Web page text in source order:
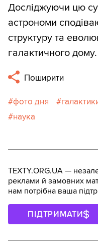
Досліджуючи цю
астрономи
структуру та
галактичного дому.
Поширити
фото дня
наука
TEXTY.ORG.UA —
реклами й замовних
нам потрібна ваша
ПІДТРИМАТИ